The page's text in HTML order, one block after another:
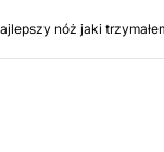
nóż jaki